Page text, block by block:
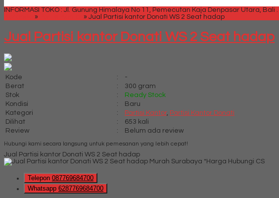
INFORMASI TOKO : Jl. Gunung Himalaya No 11, Pemecutan Kaja Denpasar Utara, Bali .
» » Jual Partisi kantor Donati WS 2 Seat hadap
Jual Partisi kantor Donati WS 2 Seat hadap
Kode :
-
Berat
:
300 gram
Stok
:
Ready Stock
Kondisi
:
Baru
Kategori
: Partisi Kantor, Partisi Kantor Donati
Dilihat
:
653 kali
Review
: Belum ada review
Hubungi kami secara langsung untuk pemesanan yang lebih cepat!
Jual Partisi kantor Donati WS 2 Seat hadap
*Harga Hubungi CS
Telepon 087769684700
Whatsapp 6287769684700